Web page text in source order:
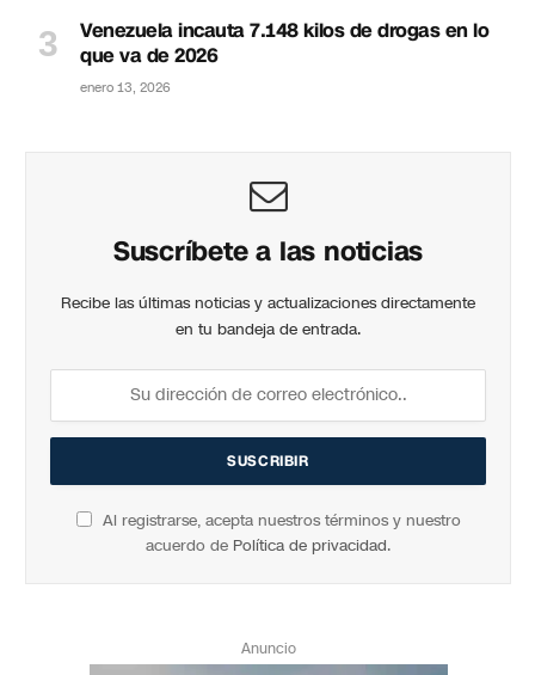
Venezuela incauta 7.148 kilos de drogas en lo
que va de 2026
enero 13, 2026
Suscríbete a las noticias
Recibe las últimas noticias y actualizaciones directamente
en tu bandeja de entrada.
Al registrarse, acepta nuestros términos y nuestro
acuerdo de Política de privacidad.
Anuncio